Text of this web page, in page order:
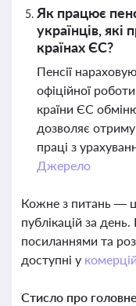
Як працює
українців, які
країнах ЄС?
Пенсії
офіційної
країни ЄС
дозволяє
праці з
Джерело
Кожне з питань —
публікацій за
посиланнями та
доступні у
Стисло про